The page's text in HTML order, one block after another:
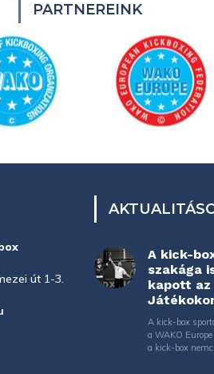
PARTNEREINK
út 1-3.
A kick-
szakága
kapott az
A kick-box
a WAKO
a kick-box